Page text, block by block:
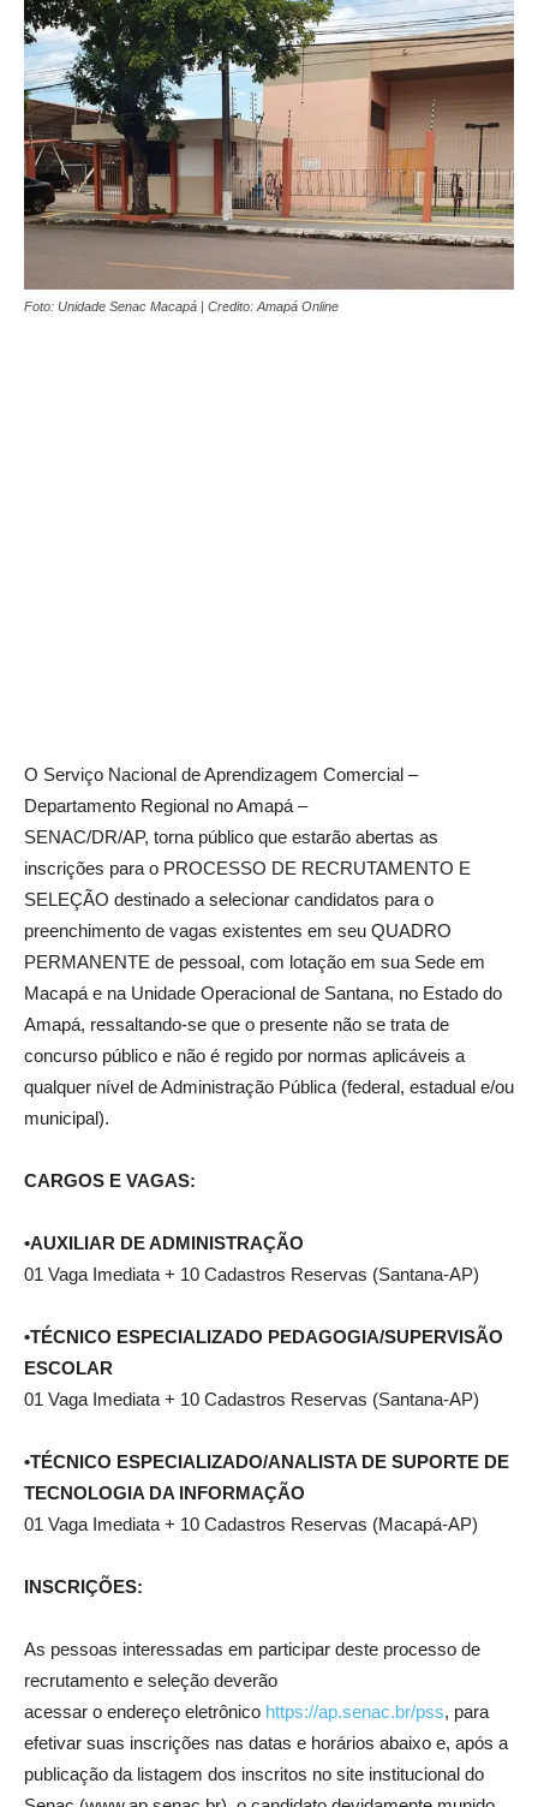
Foto: Unidade Senac Macapá | Credito: Amapá Online
O Serviço Nacional de Aprendizagem Comercial –
Departamento Regional no Amapá –
SENAC/DR/AP, torna público que estarão abertas as
inscrições para o PROCESSO DE RECRUTAMENTO E
SELEÇÃO destinado a selecionar candidatos para o
preenchimento de vagas existentes em seu QUADRO
PERMANENTE de pessoal, com lotação em sua Sede em
Macapá e na Unidade Operacional de Santana, no Estado do
Amapá, ressaltando-se que o presente não se trata de
concurso público e não é regido por normas aplicáveis a
qualquer nível de Administração Pública (federal, estadual e/ou
municipal).
CARGOS E VAGAS:
•AUXILIAR DE ADMINISTRAÇÃO
01 Vaga Imediata + 10 Cadastros Reservas (Santana-AP)
•TÉCNICO ESPECIALIZADO PEDAGOGIA/SUPERVISÃO
ESCOLAR
01 Vaga Imediata + 10 Cadastros Reservas (Santana-AP)
•TÉCNICO ESPECIALIZADO/ANALISTA DE SUPORTE DE
TECNOLOGIA DA INFORMAÇÃO
01 Vaga Imediata + 10 Cadastros Reservas (Macapá-AP)
INSCRIÇÕES:
As pessoas interessadas em participar deste processo de
recrutamento e seleção deverão
acessar o endereço eletrônico https://ap.senac.br/pss, para
efetivar suas inscrições nas datas e horários abaixo e, após a
publicação da listagem dos inscritos no site institucional do